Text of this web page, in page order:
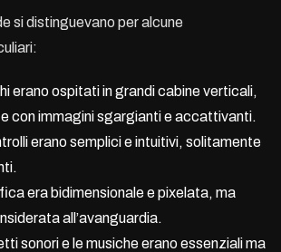
si distinguevano per alcune
erano ospitati in grandi cabine verticali,
con immagini sgargianti e accattivanti.
erano semplici e intuitivi, solitamente
era bidimensionale e pixelata, ma
all’avanguardia.
sonori e le musiche erano essenziali ma